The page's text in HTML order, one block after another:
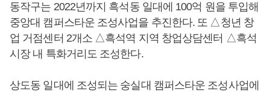
동작구는 2022년까지 흑석동 일대에 100억 원을 투입해
중앙대 캠퍼스타운 조성사업을 추진한다. 또 △청년 창
업 거점센터 2개소 △흑석역 지역 창업상담센터 △흑석
시장 내 특화거리도 조성한다.
상도동 일대에 조성되는 숭실대 캠퍼스타운 조성사업에